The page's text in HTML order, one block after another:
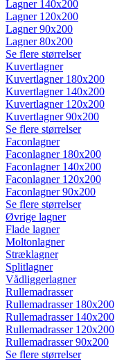
Lagner 140x200
Lagner 120x200
Lagner 90x200
Lagner 80x200
Se flere størrelser
Kuvertlagner
Kuvertlagner 180x200
Kuvertlagner 140x200
Kuvertlagner 120x200
Kuvertlagner 90x200
Se flere størrelser
Faconlagner
Faconlagner 180x200
Faconlagner 140x200
Faconlagner 120x200
Faconlagner 90x200
Se flere størrelser
Øvrige lagner
Flade lagner
Moltonlagner
Stræklagner
Splitlagner
Vådliggerlagner
Rullemadrasser
Rullemadrasser 180x200
Rullemadrasser 140x200
Rullemadrasser 120x200
Rullemadrasser 90x200
Se flere størrelser